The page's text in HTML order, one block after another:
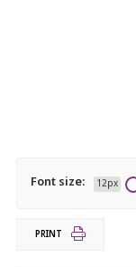
Font size: 12px
PRINT